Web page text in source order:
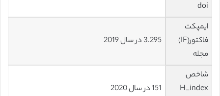
doi
ایمپکت
فاکتور(IF)
مجله
3.295 در سال 2019
شاخص
H_index
151 در سال 2020